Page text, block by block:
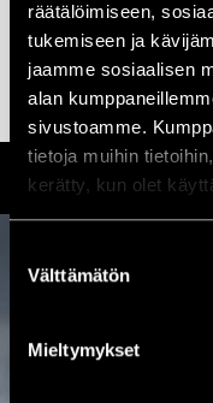
räätälöimiseen,
tukemiseen ja
jaamme sosiaalisen
alan
sivustoamme.
tietoja muihin
kerätty, kun olet
valinta
Välttämätön
Mieltymykset
Lägg till i varukorg
08 460 085